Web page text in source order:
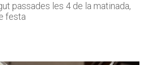
passades les 4 de la matinada,
festa